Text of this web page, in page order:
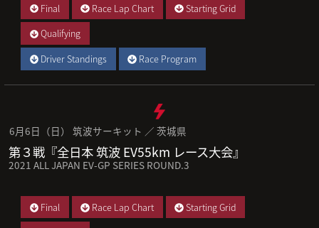
Final Race Lap Chart
Starting Grid
Qualifying
Driver Standings
Race Program
6月6日（日） 筑波サーキット ／ 茨城県
第３戦『全日本 筑波 EV55km レース大会』
2021 ALL JAPAN EV-GP SERIES ROUND.3
Final Race Lap Chart
Starting Grid